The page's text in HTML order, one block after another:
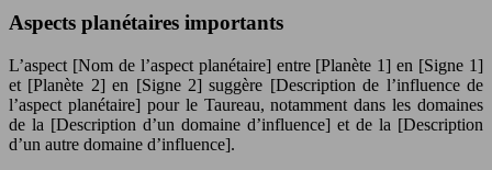
Aspects planétaires importants
L’aspect [Nom de l’aspect planétaire] entre [Planète 1] en [Signe 1]
et [Planète 2] en [Signe 2] suggère [Description de l’influence de
l’aspect planétaire] pour le Taureau, notamment dans les domaines
de la [Description d’un domaine d’influence] et de la [Description
d’un autre domaine d’influence].